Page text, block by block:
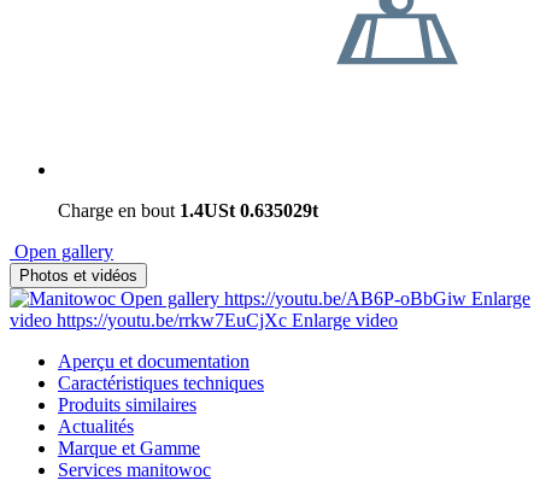
Charge en bout 1.4USt 0.635029t
Open gallery
Photos et vidéos
Open gallery https://youtu.be/AB6P-oBbGiw Enlarge
video https://youtu.be/rrkw7EuCjXc Enlarge video
Aperçu et documentation
Caractéristiques techniques
Produits similaires
Actualités
Marque et Gamme
Services manitowoc